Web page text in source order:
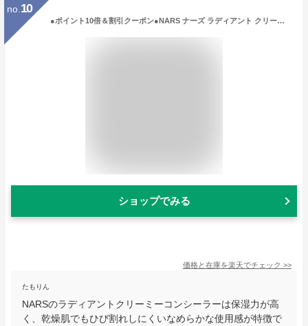
no. 10
●ポイント10倍＆割引クーポン●NARS ナーズ ラディアント クリーミー コンシーラー 6ml #1231 / #1232 / #1233 / #1234 / #1235 / #1266 【送料無料】 ギフト 誕生日 プレゼント 15時までの決済確認で即日発送！
ショップでみる
価格と在庫を楽天でチェック >>
たもりん
NARSのラディアントクリーミーコンシーラーは保湿力が高
く、乾燥肌でもひび割れしにくいなめらかな使用感が特徴で